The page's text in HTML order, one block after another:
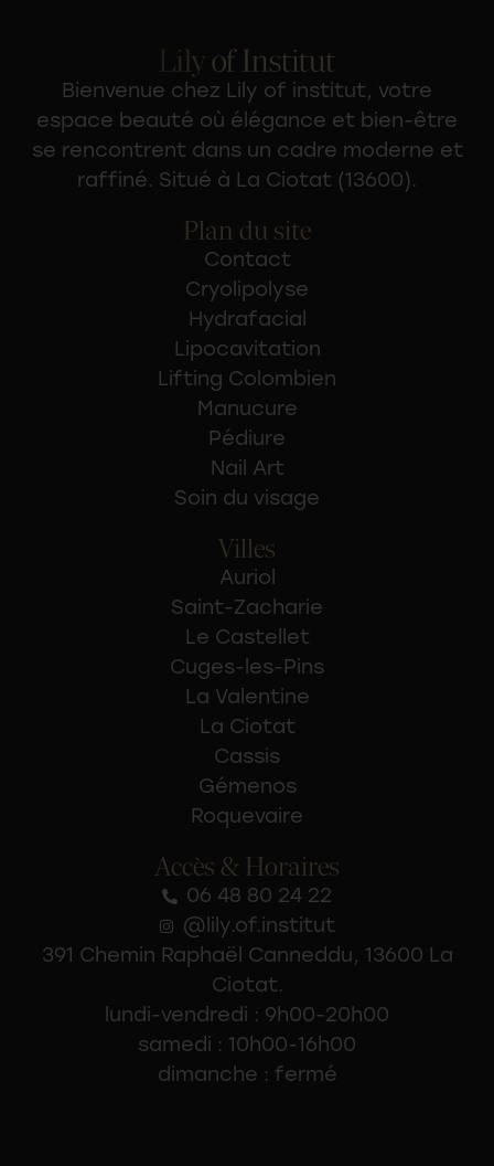
Bienvenue chez Lily of institut, votre
espace beauté où élégance et bien-être
se rencontrent dans un cadre moderne et
raffiné. Situé à La Ciotat (13600).
Plan du site
Contact
Cryolipolyse
Hydrafacial
Lipocavitation
Lifting Colombien
Manucure
Pédiure
Nail Art
Soin du visage
Villes
Auriol
Saint-Zacharie
Le Castellet
Cuges-les-Pins
La Valentine
La Ciotat
Cassis
Gémenos
Roquevaire
Accès & Horaires
06 48 80 24 22
@lily.of.institut
391 Chemin Raphaël Canneddu, 13600 La
Ciotat.
lundi-vendredi : 9h00-20h00
samedi : 10h00-16h00
dimanche : fermé